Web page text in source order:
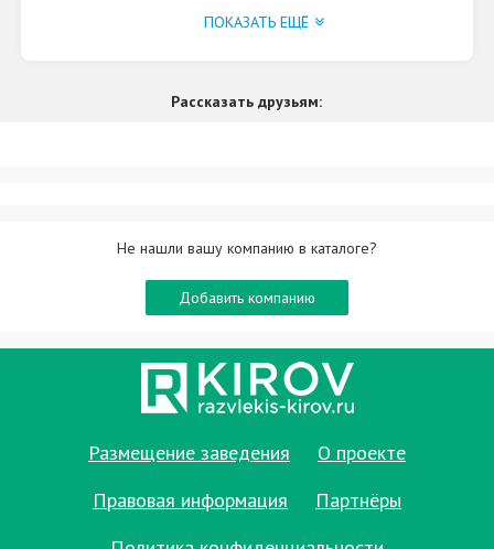
ПОКАЗАТЬ ЕЩЁ
Рассказать друзьям:
Не нашли вашу компанию в каталоге?
Добавить компанию
Размещение заведения
О проекте
Правовая информация
Партнёры